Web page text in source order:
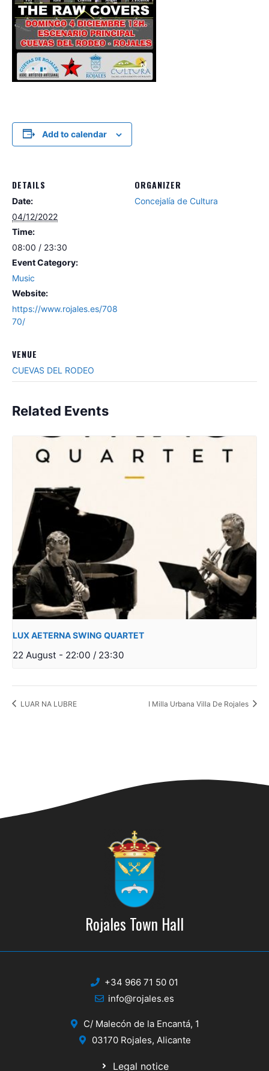
Add to calendar
DETAILS
Date:
04/12/2022
Time:
08:00 / 23:30
Event Category:
Music
Website:
https://www.rojales.es/708
70/
ORGANIZER
Concejalía de Cultura
VENUE
CUEVAS DEL RODEO
Related Events
LUX AETERNA SWING QUARTET
22 August - 22:00 / 23:30
LUAR NA LUBRE I Milla Urbana Villa De Rojales
Rojales Town Hall
+34 966 71 50 01
info@rojales.es
C/ Malecón de la Encantá, 1
03170 Rojales, Alicante
Legal notice